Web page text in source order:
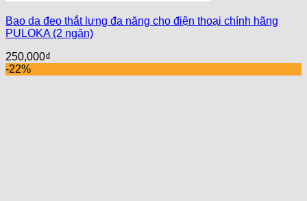
Bao da đeo thắt lưng đa năng cho điện thoại chính hãng
PULOKA (2 ngăn)
250,000₫
-22%